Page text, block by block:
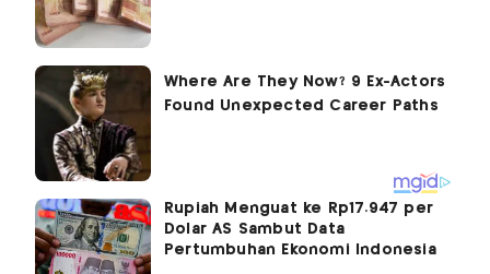
Rupiah Menguat ke Rp17.947 per
Dolar AS Sambut Data
Pertumbuhan Ekonomi Indonesia